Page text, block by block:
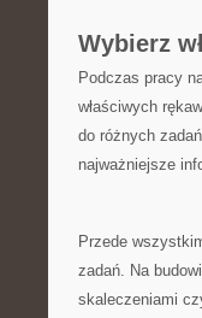
Wybierz
Podczas pracy​
właściwych
do ⁣różnych
najważniejsze
Przede
‍zadań. Na
skaleczeniami